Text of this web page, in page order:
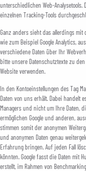
unterschiedlichen Web-Analysetools.
einzelnen Tracking-Tools
Ganz anders sieht das allerdings mit
wie zum Beispiel Google Analytics,
verschiedene Daten über Ihr
bitte unsere Datenschutztexte zu
Website verwenden.
In den Kontoeinstellungen des Tag
Daten von uns erhält. Dabei handelt
Managers und nicht um Ihre Daten,
ermöglichen Google und anderen,
stimmen somit der anonymen
und anonymen Daten genau
Erfahrung bringen. Auf jeden Fall
könnten. Google fasst die Daten mit
erstellt, im Rahmen von